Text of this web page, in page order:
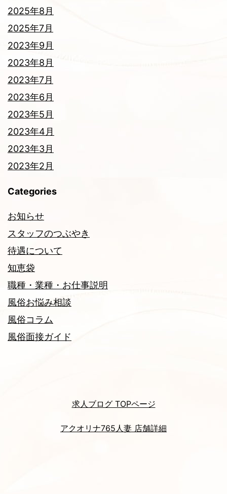
2025年8月
2025年7月
2023年9月
2023年8月
2023年7月
2023年6月
2023年5月
2023年4月
2023年3月
2023年2月
Categories
お知らせ
スタッフのつぶやき
待遇について
知恵袋
職種・業種・お仕事説明
風俗お悩み相談
風俗コラム
風俗面接ガイド
求人ブログ TOPページ
アクオリナ765人妻 店舗詳細